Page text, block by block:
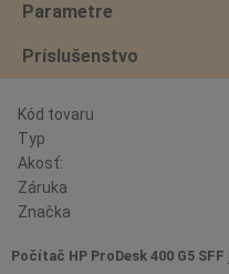
Parametre
Príslušenstvo
Kód tovaru
Typ
Akosť:
Záruka
Značka
Počítač HP ProDesk 400 G5 SFF